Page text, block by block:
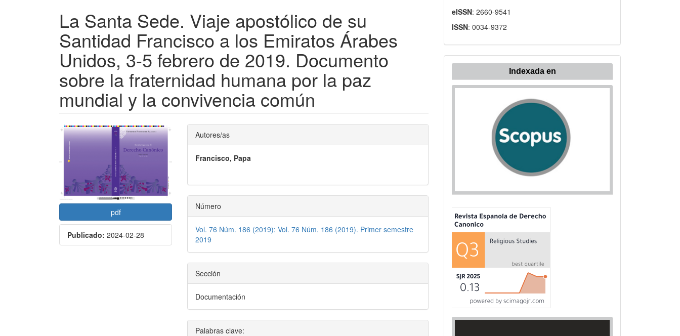
La Santa Sede. Viaje apostólico de su
Santidad Francisco a los Emiratos Árabes
Unidos, 3-5 febrero de 2019. Documento
sobre la fraternidad humana por la paz
mundial y la convivencia común
Barra
lateral
del
artículo
pdf
Publicado: 2024-02-28
Contenido
principal
del
artículo
Autores/as
Francisco, Papa
Número
Vol. 76 Núm. 186 (2019): Vol. 76 Núm. 186 (2019). Primer semestre
2019
Sección
Documentación
Palabras clave:
eISSN: 2660-9541
ISSN: 0034-9372
Indexada
Indexada en